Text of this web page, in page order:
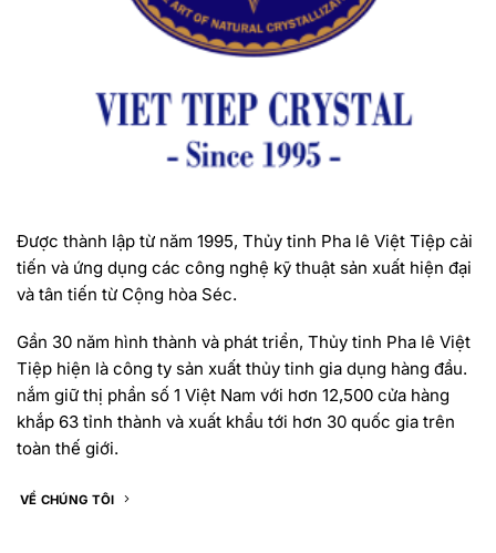
Được thành lập từ năm 1995, Thủy tinh Pha lê Việt Tiệp cải
tiến và ứng dụng các công nghệ kỹ thuật sản xuất hiện đại
và tân tiến từ Cộng hòa Séc.
Gần 30 năm hình thành và phát triển, Thủy tinh Pha lê Việt
Tiệp hiện là công ty sản xuất thủy tinh gia dụng hàng đầu.
nắm giữ thị phần số 1 Việt Nam với hơn 12,500 cửa hàng
khắp 63 tỉnh thành và xuất khẩu tới hơn 30 quốc gia trên
toàn thế giới.
VỀ CHÚNG TÔI